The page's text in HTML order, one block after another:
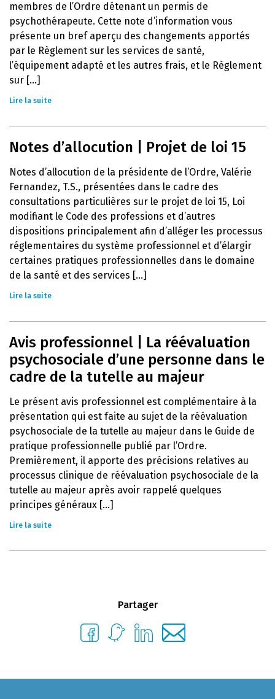
membres de l’Ordre détenant un permis de
psychothérapeute. Cette note d’information vous
présente un bref aperçu des changements apportés
par le Règlement sur les services de santé,
l’équipement adapté et les autres frais, et le Règlement
sur [...]
Lire la suite
Notes d’allocution | Projet de loi 15
Notes d’allocution de la présidente de l’Ordre, Valérie
Fernandez, T.S., présentées dans le cadre des
consultations particulières sur le projet de loi 15, Loi
modifiant le Code des professions et d’autres
dispositions principalement afin d’alléger les processus
réglementaires du système professionnel et d’élargir
certaines pratiques professionnelles dans le domaine
de la santé et des services [...]
Lire la suite
Avis professionnel | La réévaluation
psychosociale d’une personne dans le
cadre de la tutelle au majeur
Le présent avis professionnel est complémentaire à la
présentation qui est faite au sujet de la réévaluation
psychosociale de la tutelle au majeur dans le Guide de
pratique professionnelle publié par l’Ordre.
Premièrement, il apporte des précisions relatives au
processus clinique de réévaluation psychosociale de la
tutelle au majeur après avoir rappelé quelques
principes généraux [...]
Lire la suite
Partager